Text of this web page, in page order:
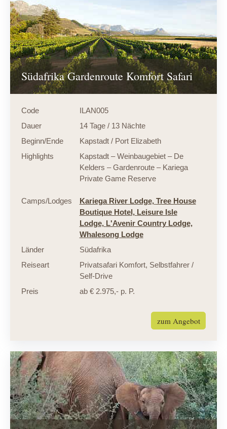
Südafrika Gardenroute Komfort Safari
Code
ILAN005
Dauer
14 Tage / 13 Nächte
Beginn/Ende
Kapstadt / Port Elizabeth
Highlights
Kapstadt – Weinbaugebiet – De
Kelders – Gardenroute – Kariega
Private Game Reserve
Camps/Lodges Kariega River Lodge, Tree House
Boutique Hotel, Leisure Isle
Lodge, L'Avenir Country Lodge,
Whalesong Lodge
Länder
Südafrika
Reiseart
Privatsafari Komfort, Selbstfahrer /
Self-Drive
Preis
ab € 2.975,- p. P.
zum Angebot